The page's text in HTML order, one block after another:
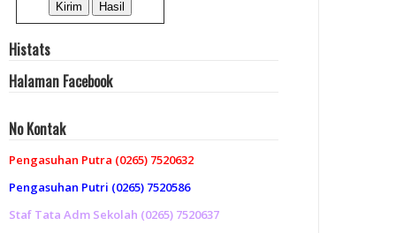
Histats
Halaman Facebook
No Kontak
Pengasuhan Putra (0265) 7520632
Pengasuhan Putri (0265) 7520586
Staf Tata Adm Sekolah (0265) 7520637